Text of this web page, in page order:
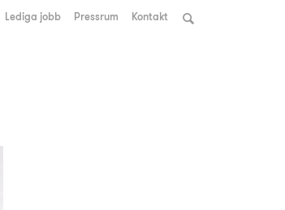
Lediga jobb Pressrum Kontakt